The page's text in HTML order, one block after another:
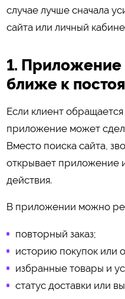
случае лучше сначала
сайта или личный
1. Приложение
ближе к
Если клиент
приложение может
Вместо поиска сайта,
открывает приложение
действия.
В приложении можно
повторный заказ;
историю покупок или
избранные товары и
статус доставки или